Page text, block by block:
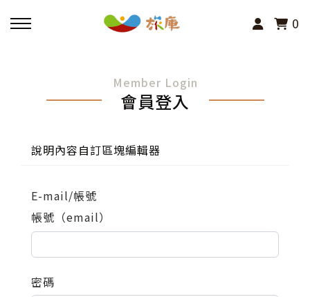
0
小旅行及主題導覽
講座、體驗與課程
其他活動
Member Login
會員登入
說明內容自訂區塊編輯器
E-mail/帳號
帳號（email）
密碼